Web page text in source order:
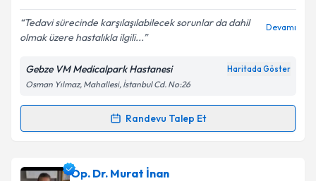
Tedavi sürecinde karşılaşılabilecek sorunlar da dahil
olmak üzere hastalıkla ilgili...
Devamı
Gebze VM Medicalpark Hastanesi Haritada Göster
Osman Yılmaz, Mahallesi, İstanbul Cd. No:26
Randevu Talep Et
Randevu Takvimi Talebi
Op. Dr. Mustafa Nehir Barut
Op. Dr. Murat İnan